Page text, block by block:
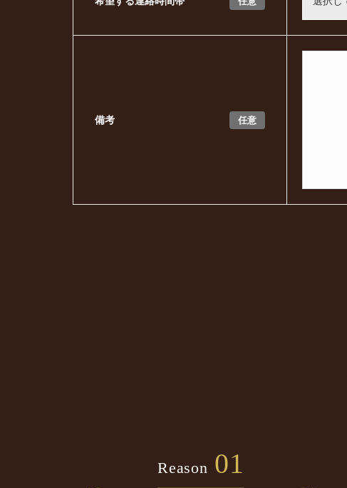
任意
備考
Reason 01